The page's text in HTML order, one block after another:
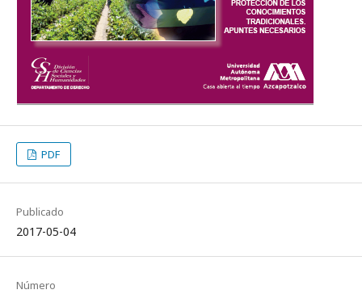
PDF
Publicado
2017-05-04
Número